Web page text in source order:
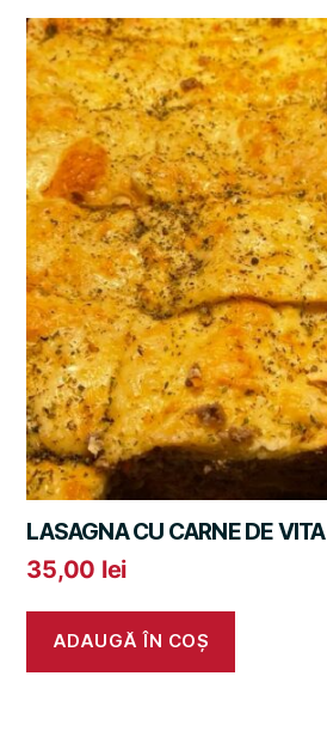
LASAGNA CU CARNE DE VITA
35,00 lei
ADAUGĂ ÎN COȘ